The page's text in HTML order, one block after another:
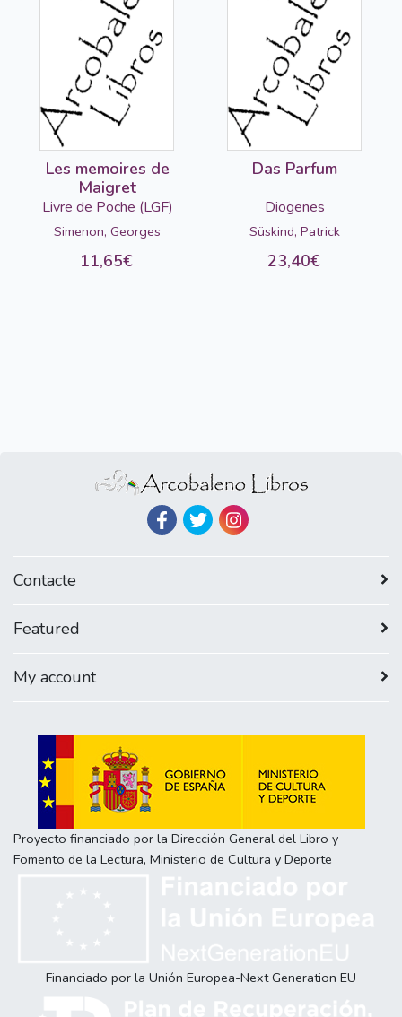
Les memoires de
Maigret
Livre de Poche (LGF)
Simenon, Georges
11,65€
Das Parfum
Diogenes
Süskind, Patrick
23,40€
Contacte
Featured
My account
Proyecto financiado por la Dirección General del Libro y
Fomento de la Lectura, Ministerio de Cultura y Deporte
Financiado por la Unión Europea-Next Generation EU